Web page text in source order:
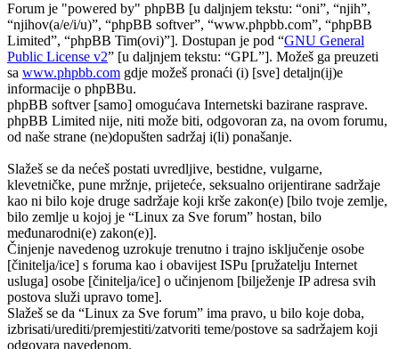
Forum je "powered by" phpBB [u daljnjem tekstu: “oni”, “njih”,
“njihov(a/e/i/u)”, “phpBB softver”, “www.phpbb.com”, “phpBB
Limited”, “phpBB Tim(ovi)”]. Dostupan je pod “GNU General
Public License v2” [u daljnjem tekstu: “GPL”]. Možeš ga preuzeti
sa www.phpbb.com gdje možeš pronaći (i) [sve] detaljn(ij)e
informacije o phpBBu.
phpBB softver [samo] omogućava Internetski bazirane rasprave.
phpBB Limited nije, niti može biti, odgovoran za, na ovom forumu,
od naše strane (ne)dopušten sadržaj i(li) ponašanje.
Slažeš se da nećeš postati uvredljive, bestidne, vulgarne,
klevetničke, pune mržnje, prijeteće, seksualno orijentirane sadržaje
kao ni bilo koje druge sadržaje koji krše zakon(e) [bilo tvoje zemlje,
bilo zemlje u kojoj je “Linux za Sve forum” hostan, bilo
međunarodni(e) zakon(e)].
Činjenje navedenog uzrokuje trenutno i trajno isključenje osobe
[činitelja/ice] s foruma kao i obavijest ISPu [pružatelju Internet
usluga] osobe [činitelja/ice] o učinjenom [bilježenje IP adresa svih
postova služi upravo tome].
Slažeš se da “Linux za Sve forum” ima pravo, u bilo koje doba,
izbrisati/urediti/premjestiti/zatvoriti teme/postove sa sadržajem koji
odgovara navedenom.